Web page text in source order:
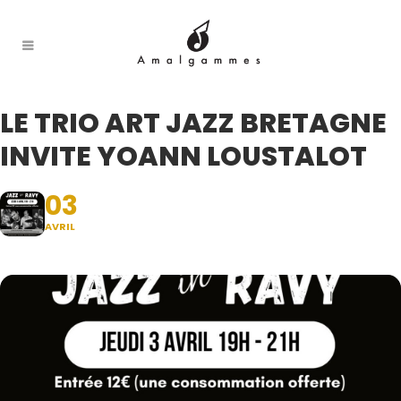
LE TRIO ART JAZZ BRETAGNE
INVITE YOANN LOUSTALOT
03
AVRIL